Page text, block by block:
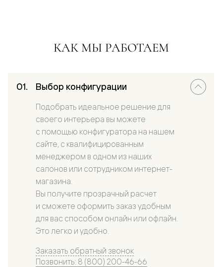
КАК МЫ РАБОТАЕМ
Выбор конфигурации
Подобрать идеальное решение для
своего интерьера вы можете
с помощью конфигуратора на нашем
сайте, с квалифицированным
менеджером в одном из наших
салонов или сотрудником интернет-
магазина.
Вы получите прозрачный расчет
и сможете оформить заказ удобным
для вас способом онлайн или офлайн.
Это легко и удобно.
Заказать обратный звонок
Позвонить: 8 (800) 200-46-66